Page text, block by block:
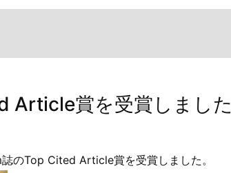
Article賞を受賞しました
のTop Cited Article賞を受賞しました。